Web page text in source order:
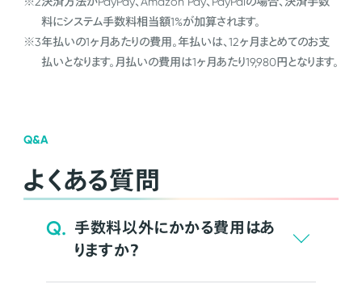
料にシステム手数料相当額1%が加算されます。
※3年払いの1ヶ月あたりの費用。年払いは、12ヶ月まとめてのお支
払いとなります。月払いの費用は1ヶ月あたり19,980円となります。
Q&A
よくある質問
Q. 手数料以外にかかる費用はあ
りますか？